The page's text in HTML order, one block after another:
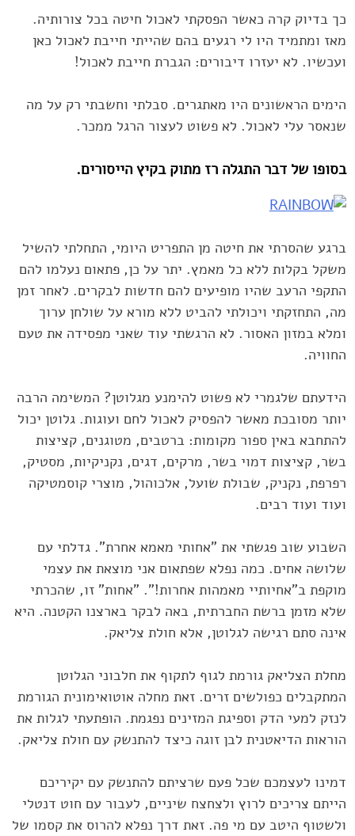
כך בדיוק קרה כאשר הפסקתי לאכול חיטה בכל צורותיה.
מאז ומתמיד היו לי רגעים בהם שהייתי חייבת ‏לאכול כאן
ועכשיו. לא יעזרו דיבורים: הגברת חייבת לאכול!‏
הימים הראשונים היו מאתגרים. סבלתי וחשבתי רק על מה
שנאסר עלי לאכול. לא פשוט לעצור הרגל ‏ממכר.‏
בסופו של דבר התגלה רז מתוק בקיץ הייסורים.
ברגע שהסרתי את חיטה מן התפריט היומי, התחלתי ‏להשיל
משקל בקלות ללא כל מאמץ. יתר על כן, פתאום נעלמו להם
התקפי הרעב שהיו מופיעים להם ‏חדשות לבקרים. לאחר זמן
מה, התחזקתי ויכולתי להביט ללא מורא על שולחן ערוך
ומלא במזון האסור. ‏לא הרגשתי עוד שאני מפסידה את טעם
החוויה.‏
הידעתם שלגמרי לא פשוט להימנע מגלוטן? המשימה הרבה
יותר מסובכת מאשר להפסיק לאכול לחם ‏ועוגות. גלוטן יכול
להתחבא באין ספור מקומות: ברטבים, מטוגנים, קציצות
בשר, קציצות דמוי בשר, ‏מרקים, דגים, נקניקיות, מסטיק,
רפרפת, נקניק, שבולת שועל, אלכוהול, מוצרי קוסמטיקה
ועוד ועוד רבים.‏
השבוע שוב פגשתי את "אחותי מאמא אחרת". גדלתי עם
שלושה אחים. כמה נפלא שפתאום אני מוצאת את ‏עצמי
מוקפת ב"אחיותיי מאמהות אחרות!". "אחות" זו, שהכרתי
שלא מזמן ברשת החברתית, באה לבקר ‏בארצנו הקטנה. היא
אינה סתם רגישה לגלוטן, אלא חולת צליאק.‏
מחלת הצליאק גורמת לגוף לתקוף את חלבוני הגלוטן
המתקבלים כפולשים זרים. זאת מחלה אוטואימונית ‏הגורמת
לנזק למעי הדק וספיגת המזינים נפגמת. הופתעתי לגלות את
הוראות הדיאטנית לבן זוגה כיצד ‏להתנשק עם חולת צליאק.‏
דמינו לעצמכם שכל פעם שרציתם להתנשק עם יקיריכם
הייתם צריכים לרוץ ולצחצח שיניים, לעבור עם חוט ‏דנטלי
ולשטוף היטב עם מי פה. זאת דרך נפלא להרוס את קסמו של